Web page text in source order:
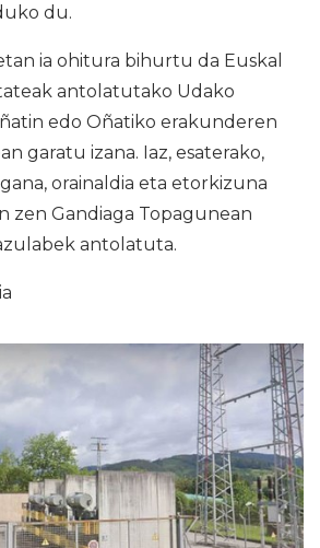
du.
ia ohitura bihurtu da Euskal
antolatutako Udako
edo Oñatiko erakunderen
garatu izana. Iaz, esaterako,
orainaldia eta etorkizuna
zen Gandiaga Topagunean
antolatuta.